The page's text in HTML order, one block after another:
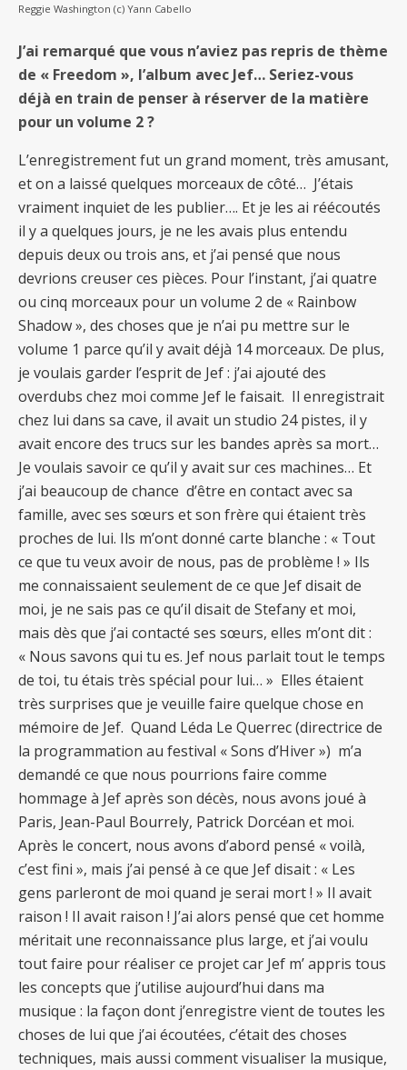
Reggie Washington (c) Yann Cabello
J’ai remarqué que vous n’aviez pas repris de thème
de « Freedom », l’album avec Jef… Seriez-vous
déjà en train de penser à réserver de la matière
pour un volume 2 ?
L’enregistrement fut un grand moment, très amusant,
et on a laissé quelques morceaux de côté… J’étais
vraiment inquiet de les publier…. Et je les ai réécoutés
il y a quelques jours, je ne les avais plus entendu
depuis deux ou trois ans, et j’ai pensé que nous
devrions creuser ces pièces. Pour l’instant, j’ai quatre
ou cinq morceaux pour un volume 2 de « Rainbow
Shadow », des choses que je n’ai pu mettre sur le
volume 1 parce qu’il y avait déjà 14 morceaux. De plus,
je voulais garder l’esprit de Jef : j’ai ajouté des
overdubs chez moi comme Jef le faisait. Il enregistrait
chez lui dans sa cave, il avait un studio 24 pistes, il y
avait encore des trucs sur les bandes après sa mort…
Je voulais savoir ce qu’il y avait sur ces machines… Et
j’ai beaucoup de chance d’être en contact avec sa
famille, avec ses sœurs et son frère qui étaient très
proches de lui. Ils m’ont donné carte blanche : « Tout
ce que tu veux avoir de nous, pas de problème ! » Ils
me connaissaient seulement de ce que Jef disait de
moi, je ne sais pas ce qu’il disait de Stefany et moi,
mais dès que j’ai contacté ses sœurs, elles m’ont dit :
« Nous savons qui tu es. Jef nous parlait tout le temps
de toi, tu étais très spécial pour lui… » Elles étaient
très surprises que je veuille faire quelque chose en
mémoire de Jef. Quand Léda Le Querrec (directrice de
la programmation au festival « Sons d’Hiver ») m’a
demandé ce que nous pourrions faire comme
hommage à Jef après son décès, nous avons joué à
Paris, Jean-Paul Bourrely, Patrick Dorcéan et moi.
Après le concert, nous avons d’abord pensé « voilà,
c’est fini », mais j’ai pensé à ce que Jef disait : « Les
gens parleront de moi quand je serai mort ! » Il avait
raison ! Il avait raison ! J’ai alors pensé que cet homme
méritait une reconnaissance plus large, et j’ai voulu
tout faire pour réaliser ce projet car Jef m’ appris tous
les concepts que j’utilise aujourd’hui dans ma
musique : la façon dont j’enregistre vient de toutes les
choses de lui que j’ai écoutées, c’était des choses
techniques, mais aussi comment visualiser la musique,